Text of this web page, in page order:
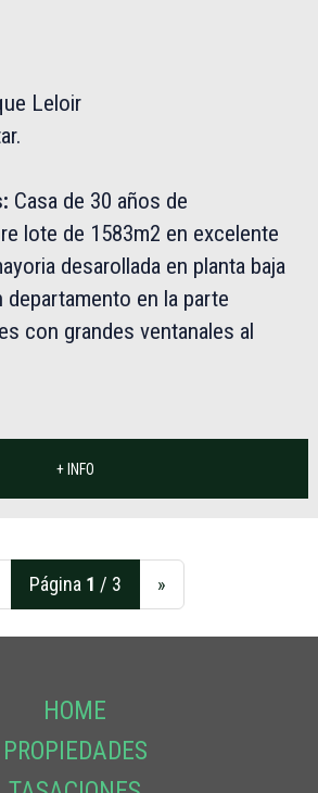
Leloir
Casa de 30 años de
lote de 1583m2 en excelente
desarollada en planta baja
en la parte
con grandes ventanales al
+ INFO
Página 1 / 3 »
HOME
PROPIEDADES